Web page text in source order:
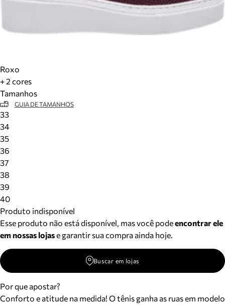
Roxo
+ 2 cores
Tamanhos
GUIA DE TAMANHOS
33
34
35
36
37
38
39
40
Produto indisponível
Esse produto não está disponível, mas você podeencontrar ele
em nossas lojase garantir sua compra ainda hoje.
Buscar em lojas
Por que apostar?
Conforto e atitude na medida! O tênis ganha as ruas em modelo